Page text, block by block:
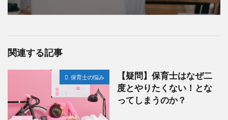
関連する記事
保育士の悩み
【疑問】保育士はなぜ二
度とやりたくない！とな
ってしまうのか？